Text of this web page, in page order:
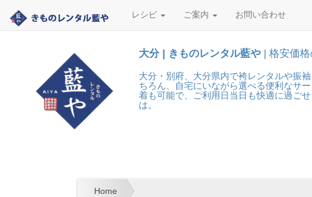
レシピ ご案内 お問い合わせ
大分 | きものレンタル藍や| 格安価格
大分・別府、大分県内で袴レンタルや振
ちろん、自宅にいながら選べる便利なサ
着も可能で、ご利用日当日も快適に過ご
は。
Home